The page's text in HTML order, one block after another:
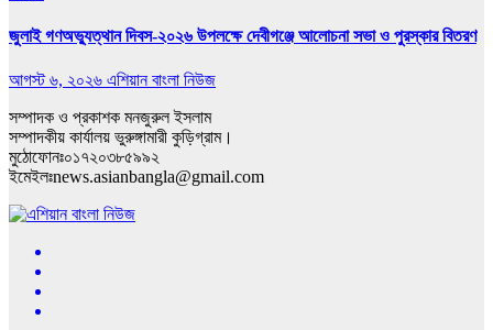
জুলাই গণঅভ্যুত্থান দিবস-২০২৬ উপলক্ষে দেবীগঞ্জে আলোচনা সভা ও পুরস্কার বিতরণ
আগস্ট ৬, ২০২৬ এশিয়ান বাংলা নিউজ
সম্পাদক ও প্রকাশক মনজুরুল ইসলাম
সম্পাদকীয় কার্যালয় ভুরুঙ্গামারী কুড়িগ্রাম।
মুঠোফোনঃ০১৭২০৩৮৫৯৯২
ইমেইলঃnews.asianbangla@gmail.com